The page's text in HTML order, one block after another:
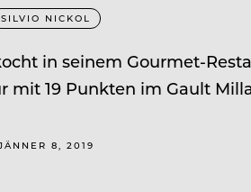
SILVIO NICKOL
in seinem Gourmet-
19 Punkten im Gault
8, 2019